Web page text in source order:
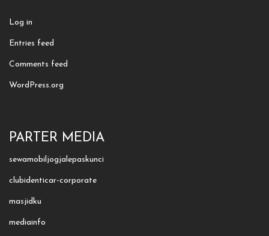
Log in
Entries feed
Comments feed
WordPress.org
PARTER MEDIA
sewamobiljogjalepaskunci
clubidenticar-corporate
masjidku
mediainfo